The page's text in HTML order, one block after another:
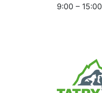
9:00 – 15:00